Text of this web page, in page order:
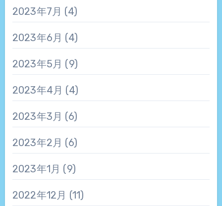
2023年7月 (4)
2023年6月 (4)
2023年5月 (9)
2023年4月 (4)
2023年3月 (6)
2023年2月 (6)
2023年1月 (9)
2022年12月 (11)